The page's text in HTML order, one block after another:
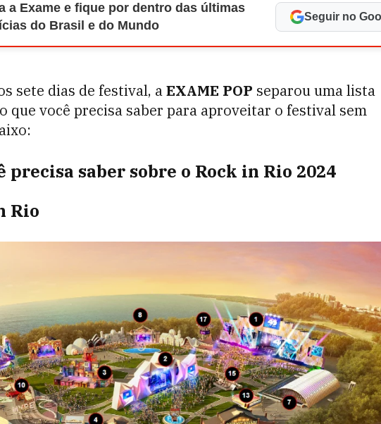
a Exame e fique por dentro das últimas
do Brasil e do Mundo
Seguir no
sete dias de festival, aEXAME POP separou uma lista
que você precisa saber para aproveitar o festival sem
precisa saber sobre o Rock in Rio 2024
Rio